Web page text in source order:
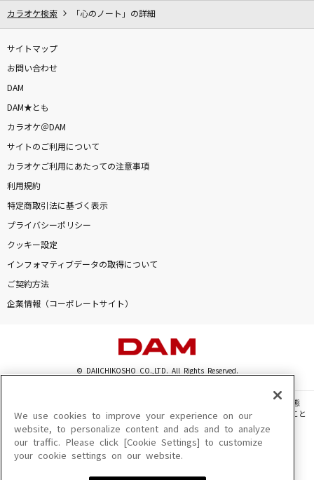
カラオケ検索 「心のノート」の詳細
サイトマップ
お問い合わせ
DAM
DAM★とも
カラオケ＠DAM
サイトのご利用について
カラオケご利用にあたっての注意事項
利用規約
特定商取引法に基づく表示
プライバシーポリシー
クッキー設定
インフォマティブデータの取得について
ご契約方法
企業情報（コーポレートサイト）
© DAIICHIKOSHO CO.,LTD. All Rights Reserved.
このサイトに掲載されている一切の文章・画像・写真・動画・音声等を、手段や形態
を問わず、著作権法の定める範囲を超えて無断で複製、転載、ファイル化などすること
を禁じます。
楽曲及びコンテンツは、機種によりご利用いただけない場合があります。
楽曲及びコンテンツの配信日、配信内容が変更になる場合があります。
We use cookies to improve your experience on our
website, to personalize content and ads and to analyze
our traffic. Please click [Cookie Settings] to customize
your cookie settings on our website.